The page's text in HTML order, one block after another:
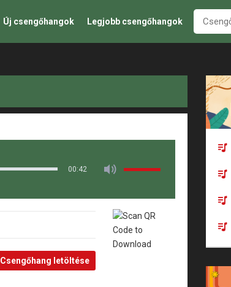
Új csengőhangok Legjobb csengőhangok
00:42
Csengőhang letöltése